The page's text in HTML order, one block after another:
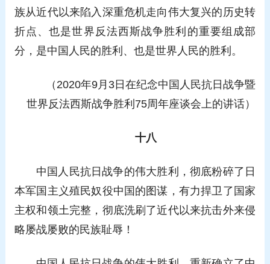
族从近代以来陷入深重危机走向伟大复兴的历史转
折点、也是世界反法西斯战争胜利的重要组成部
分，是中国人民的胜利、也是世界人民的胜利。
（2020年9月3日在纪念中国人民抗日战争暨
世界反法西斯战争胜利75周年座谈会上的讲话）
十八
中国人民抗日战争的伟大胜利，彻底粉碎了日
本军国主义殖民奴役中国的图谋，有力捍卫了国家
主权和领土完整，彻底洗刷了近代以来抗击外来侵
略屡战屡败的民族耻辱！